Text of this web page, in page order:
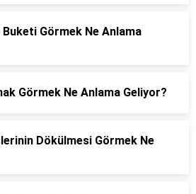
Buketi Görmek Ne Anlama
Görmek Ne Anlama Geliyor?
Dökülmesi Görmek Ne